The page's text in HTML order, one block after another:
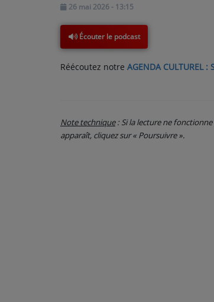
L'INFORMATION
EN QUOI ÇA CONSISTE ?
ÉCOUTEZ LES PRODUCTIONS
RECRUTEMENT
26 mai 2026 - 13:15
Écouter le podcast
Réécoutez notre AGENDA CULTUREL :
Note technique: Si la lecture ne fonctionne
apparaît, cliquez sur « Poursuivre ».